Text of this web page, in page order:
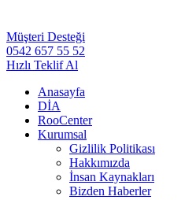
Müşteri Desteği
0542 657 55 52
Hızlı Teklif Al
Anasayfa
DİA
RooCenter
Kurumsal
Gizlilik Politikası
Hakkımızda
İnsan Kaynakları
Bizden Haberler